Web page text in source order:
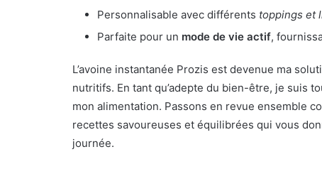
Personnalisable avec différents toppings et
Parfaite pour un mode de vie actif,
L’avoine instantanée Prozis est devenue ma
nutritifs. En tant qu’adepte du bien-être, je suis
mon alimentation. Passons en revue ensemble
recettes savoureuses et équilibrées qui vous
journée.